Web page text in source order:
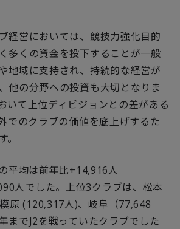
経営においては、競技力強化目的
多くの資金を投下することが一般
地域に支持され、持続的な経営が
他の分野への投資も大切となりま
いて上位ディビジョンとの差がある
でのクラブの価値を底上げするた
平均は前年比+14,916人
人でした。上位3クラブは、松本
原 (120,317人)、岐阜（77,648
までJ2を戦っていたクラブでした